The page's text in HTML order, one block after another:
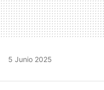
5 Junio 2025